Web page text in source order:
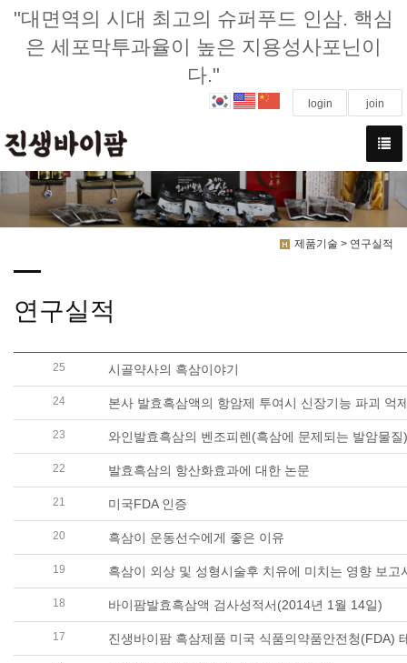
"대면역의 시대 최고의 슈퍼푸드 인삼. 핵심
은 세포막투과율이 높은 지용성사포닌이
다."
login join
제품기술 > 연구실적
연구실적
25 시골약사의 흑삼이야기
24
23 와인발효흑삼의 벤조피렌(흑삼에 문제되는 발암물
22 발효흑삼의 항산화효과에 대한 논문
21 미국FDA 인증
20 흑삼이 운동선수에게 좋은 이유
19 흑삼이 외상 및 성형시술후 치유에 미치는 영향 보고
18 바이팜발효흑삼액 검사성적서(2014년 1월 14일)
17